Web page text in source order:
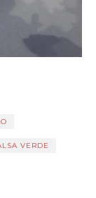
VERDE